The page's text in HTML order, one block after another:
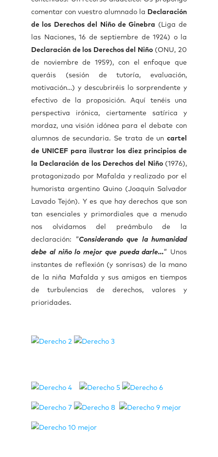
comentar con vuestro alumnado la Declaración
de los Derechos del Niño de Ginebra (Liga de
las Naciones, 16 de septiembre de 1924) o la
Declaración de los Derechos del Niño(ONU, 20
de noviembre de 1959), con el enfoque que
queráis (sesión de tutoría, evaluación,
motivación…) y descubriréis lo sorprendente y
efectivo de la proposición. Aquí tenéis una
perspectiva irónica, ciertamente satírica y
mordaz, una visión idónea para el debate con
alumnos de secundaria. Se trata de un cartel
de UNICEF para ilustrar los diez principios de
la Declaración de los Derechos del Niño (1976),
protagonizado por Mafalda y realizado por el
humorista argentino Quino (Joaquín Salvador
Lavado Tejón). Y es que hay derechos que son
tan esenciales y primordiales que a menudo
nos olvidamos del preámbulo de la
declaración: “Considerando que la humanidad
debe al niño lo mejor que pueda darle…” Unos
instantes de reflexión (y sonrisas) de la mano
de la niña Mafalda y sus amigos en tiempos
de turbulencias de derechos, valores y
prioridades.